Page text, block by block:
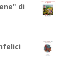
di